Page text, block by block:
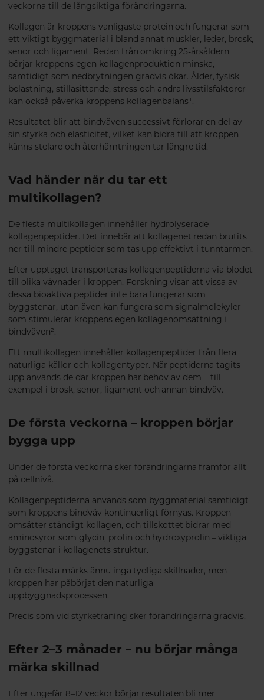
veckorna till de långsiktiga förändringarna.
Kollagen är kroppens vanligaste protein och fungerar som
ett viktigt byggmaterial i bland annat muskler, leder, brosk,
senor och ligament. Redan från omkring 25-årsåldern
börjar kroppens egen kollagenproduktion minska,
samtidigt som nedbrytningen gradvis ökar. Ålder, fysisk
belastning, stillasittande, stress och andra livsstilsfaktorer
kan också påverka kroppens kollagenbalans¹.
Resultatet blir att bindväven successivt förlorar en del av
sin styrka och elasticitet, vilket kan bidra till att kroppen
känns stelare och återhämtningen tar längre tid.
Vad händer när du tar ett
multikollagen?
De flesta multikollagen innehåller hydrolyserade
kollagenpeptider. Det innebär att kollagenet redan brutits
ner till mindre peptider som tas upp effektivt i tunntarmen.
Efter upptaget transporteras kollagenpeptiderna via blodet
till olika vävnader i kroppen. Forskning visar att vissa av
dessa bioaktiva peptider inte bara fungerar som
byggstenar, utan även kan fungera som signalmolekyler
som stimulerar kroppens egen kollagenomsättning i
bindväven².
Ett multikollagen innehåller kollagenpeptider från flera
naturliga källor och kollagentyper. När peptiderna tagits
upp används de där kroppen har behov av dem – till
exempel i brosk, senor, ligament och annan bindväv.
De första veckorna – kroppen börjar
bygga upp
Under de första veckorna sker förändringarna framför allt
på cellnivå.
Kollagenpeptiderna används som byggmaterial samtidigt
som kroppens bindväv kontinuerligt förnyas. Kroppen
omsätter ständigt kollagen, och tillskottet bidrar med
aminosyror som glycin, prolin och hydroxyprolin – viktiga
byggstenar i kollagenets struktur.
För de flesta märks ännu inga tydliga skillnader, men
kroppen har påbörjat den naturliga
uppbyggnadsprocessen.
Precis som vid styrketräning sker förändringarna gradvis.
Efter 2–3 månader – nu börjar många
märka skillnad
Efter ungefär 8–12 veckor börjar resultaten bli mer